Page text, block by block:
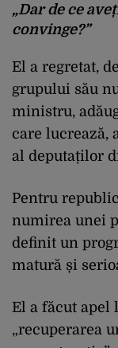
„Dar de ce
convinge?”
El a regretat,
grupului său
ministru,
care lucrează,
al deputaților
Pentru
numirea unei
definit un
matură și
El a făcut apel
„recuperarea